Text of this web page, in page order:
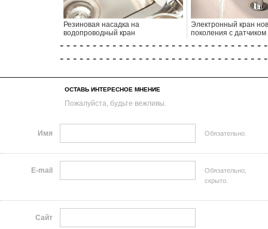
Резиновая насадка на
водопроводный кран
Электронный кран
поколения с
- - - - - - - - - - - - - - - - - - - - - - - - - - - - - - -
- - - - - - - - - - - - - - - - - - - - - - - - - - - - - - -
ОСТАВЬ ИНТЕРЕСНОЕ МНЕНИЕ
Пожалуйста, будьте вежливы.
Имя Обязательно.
E-mail
Обязательно,
скрыто.
Сайт